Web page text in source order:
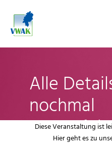
Alle
nochmal
genau
Diese Veranstaltung ist
Hier geht es zu